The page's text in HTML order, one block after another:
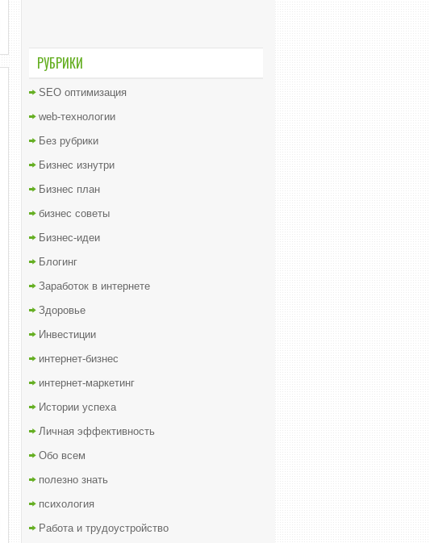
РУБРИКИ
SEO оптимизация
web-технологии
Без рубрики
Бизнес изнутри
Бизнес план
бизнес советы
Бизнес-идеи
Блогинг
Заработок в интернете
Здоровье
Инвестиции
интернет-бизнес
интернет-маркетинг
Истории успеха
Личная эффективность
Обо всем
полезно знать
психология
Работа и трудоустройство